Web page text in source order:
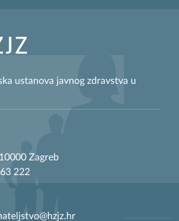
ustanova javnog zdravstva u
Zagreb
222